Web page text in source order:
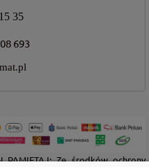
35
693
PAMIĘTAJ: Ze środków ochrony